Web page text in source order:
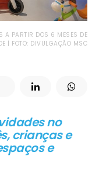
A PARTIR DOS 6 MESES DE
| FOTO: DIVULGAÇÃO MSC
no
crianças e
e